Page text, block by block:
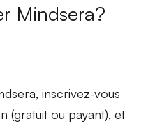
Mindsera?
inscrivez-vous
(gratuit ou payant), et